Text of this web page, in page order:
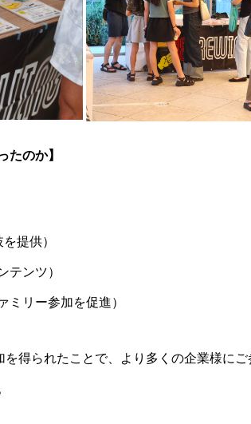
たのか】
提供）
テンツ）
ミリー参加を促進）
得られたことで、より多くの企業様に